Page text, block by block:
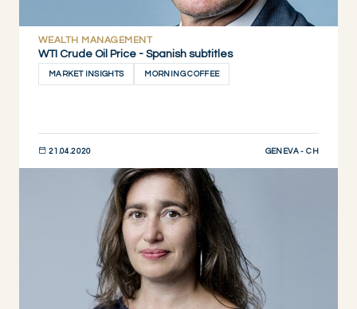
WEALTH MANAGEMENT
WTI Crude Oil Price - Spanish subtitles
MARKET INSIGHTS MORNING COFFEE
21.04.2020 GENEVA - CH
DESCUBRIR AHORA